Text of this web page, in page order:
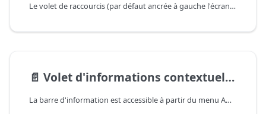
Le volet de raccourcis (par défaut ancrée à gauche l'écran) comporte plusieurs onglets de raccourcis classés par catégorie.
📄️ Volet d'informations contextuelles
La barre d'information est accessible à partir du menu Affichage/Barre d'informations. Cette barre latérale positionnable, s'affiche par défaut à droite de la fenêtre Gestimum.